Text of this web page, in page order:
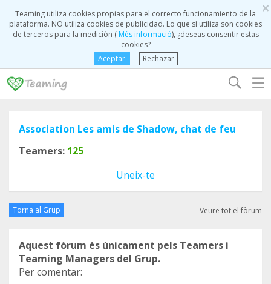
×
Teaming utiliza cookies propias para el correcto funcionamiento de la
plataforma. NO utiliza cookies de publicidad. Lo que sí utiliza son cookies
de terceros para la medición (Més informació), ¿deseas consentir estas
cookies?
Aceptar
Rechazar
☰
Association Les amis de Shadow, chat de feu
Teamers: 125
Uneix-te
Torna al Grup Veure tot el fòrum
Aquest fòrum és únicament pels Teamers i
Teaming Managers del Grup.
Per comentar: